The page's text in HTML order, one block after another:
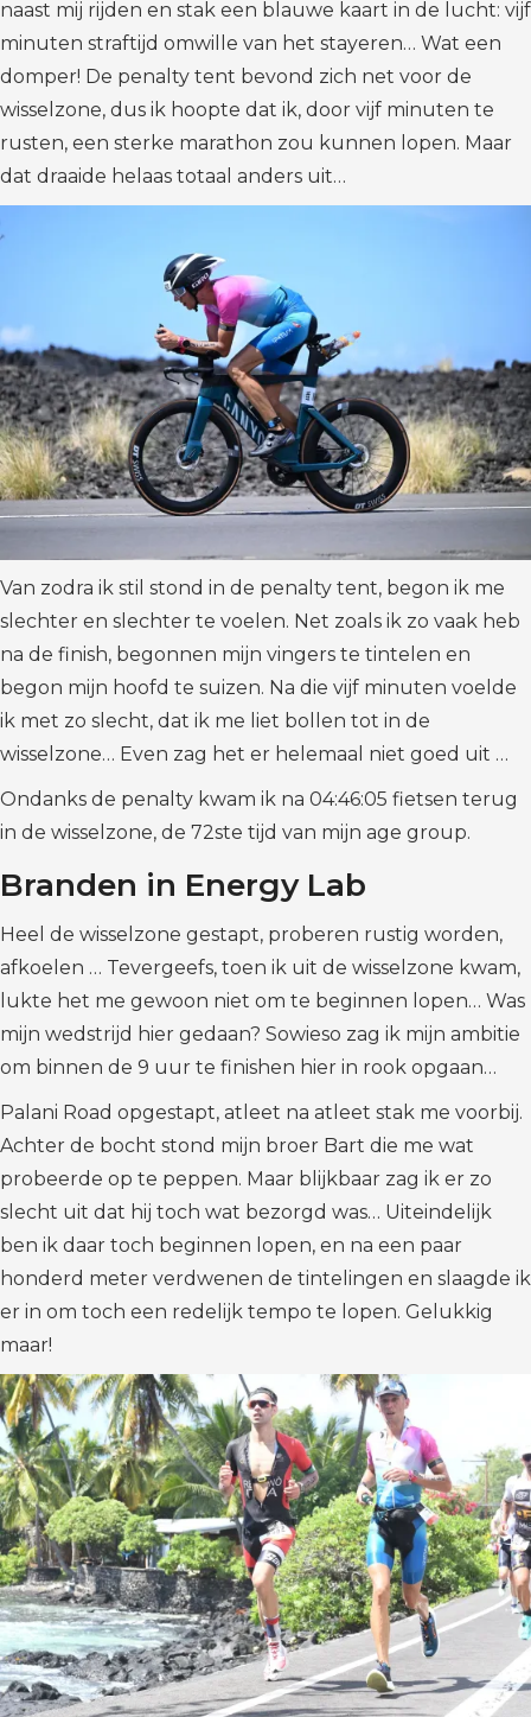
naast mij rijden en stak een blauwe kaart in de lucht: vijf
minuten straftijd omwille van het stayeren… Wat een
domper! De penalty tent bevond zich net voor de
wisselzone, dus ik hoopte dat ik, door vijf minuten te
rusten, een sterke marathon zou kunnen lopen. Maar
dat draaide helaas totaal anders uit…
Van zodra ik stil stond in de penalty tent, begon ik me
slechter en slechter te voelen. Net zoals ik zo vaak heb
na de finish, begonnen mijn vingers te tintelen en
begon mijn hoofd te suizen. Na die vijf minuten voelde
ik met zo slecht, dat ik me liet bollen tot in de
wisselzone… Even zag het er helemaal niet goed uit …
Ondanks de penalty kwam ik na 04:46:05 fietsen terug
in de wisselzone, de 72ste tijd van mijn age group.
Branden in Energy Lab
Heel de wisselzone gestapt, proberen rustig worden,
afkoelen … Tevergeefs, toen ik uit de wisselzone kwam,
lukte het me gewoon niet om te beginnen lopen… Was
mijn wedstrijd hier gedaan? Sowieso zag ik mijn ambitie
om binnen de 9 uur te finishen hier in rook opgaan…
Palani Road opgestapt, atleet na atleet stak me voorbij.
Achter de bocht stond mijn broer Bart die me wat
probeerde op te peppen. Maar blijkbaar zag ik er zo
slecht uit dat hij toch wat bezorgd was… Uiteindelijk
ben ik daar toch beginnen lopen, en na een paar
honderd meter verdwenen de tintelingen en slaagde ik
er in om toch een redelijk tempo te lopen. Gelukkig
maar!